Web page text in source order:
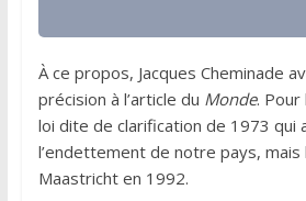
À ce propos, Jacques Cheminade
précision à l’article du Monde. Pour
loi dite de clarification de 1973 qui
l’endettement de notre pays,
Maastricht en 1992.